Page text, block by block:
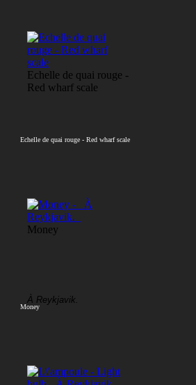
Echelle de quai rouge -
Red wharf scale
Echelle de quai rouge - Red wharf scale
Money
À Reykjavik.
Money